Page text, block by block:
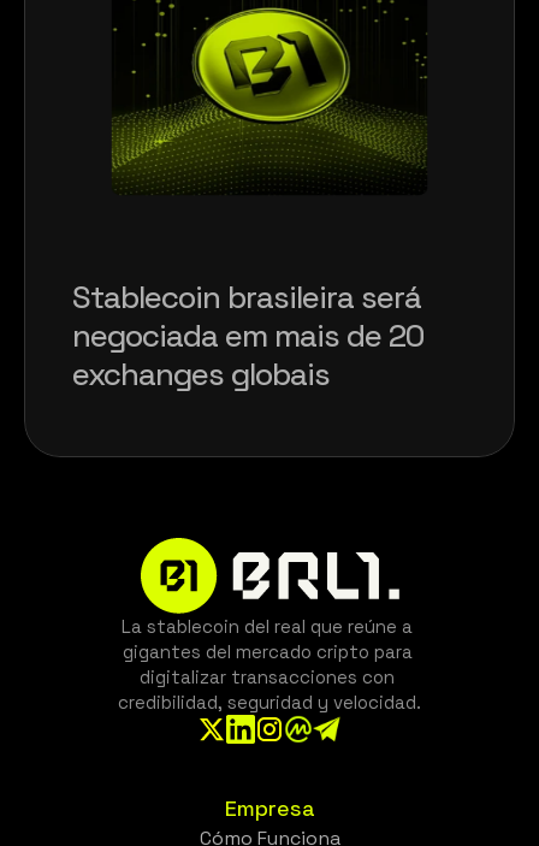
Stablecoin brasileira será
negociada em mais de 20
exchanges globais
La stablecoin del real que reúne a
gigantes del mercado cripto para
digitalizar transacciones con
credibilidad, seguridad y velocidad.
Empresa
Cómo Funciona